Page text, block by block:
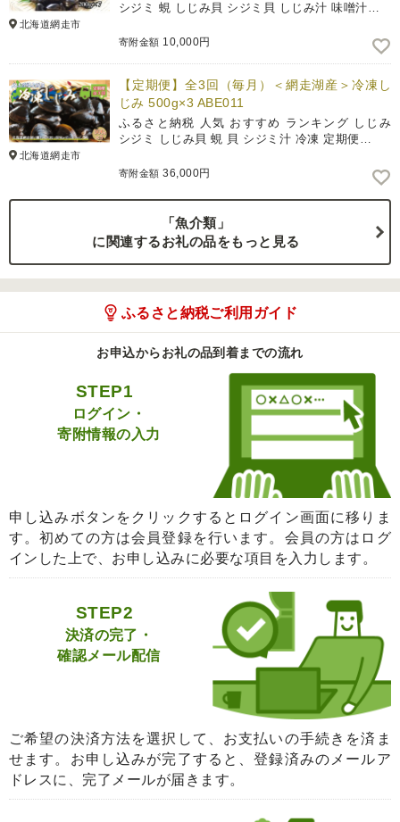
北海道網走市
シジミ 蜆 しじみ貝 シジミ貝 しじみ汁 味噌汁…
寄附金額 10,000円
北海道網走市
【定期便】全3回（毎月）＜網走湖産＞冷凍し
じみ 500g×3 ABE011
ふるさと納税 人気 おすすめ ランキング しじみ
シジミ しじみ貝 蜆 貝 シジミ汁 冷凍 定期便…
寄附金額 36,000円
「魚介類」
に関連するお礼の品をもっと見る
ふるさと納税ご利用ガイド
お申込からお礼の品到着までの流れ
STEP1
ログイン・
寄附情報の入力
申し込みボタンをクリックするとログイン画面に移りま
す。初めての方は会員登録を行います。会員の方はログ
インした上で、お申し込みに必要な項目を入力します。
STEP2
決済の完了・
確認メール配信
ご希望の決済方法を選択して、お支払いの手続きを済ま
せます。お申し込みが完了すると、登録済みのメールア
ドレスに、完了メールが届きます。